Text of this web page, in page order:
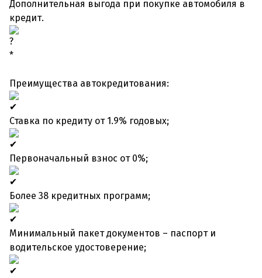
Дополнительная выгода при покупке автомобиля в
кредит.
*
Преимущества автокредитования:
Ставка по кредиту от 1.9% годовых;
Первоначальный взнос от 0%;
Более 38 кредитных программ;
Минимальный пакет документов – паспорт и
водительское удостоверение;